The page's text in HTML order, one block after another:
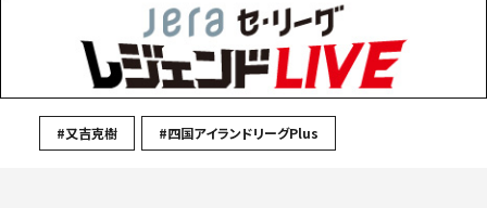
#又吉克樹 #四国アイランドリーグPlus